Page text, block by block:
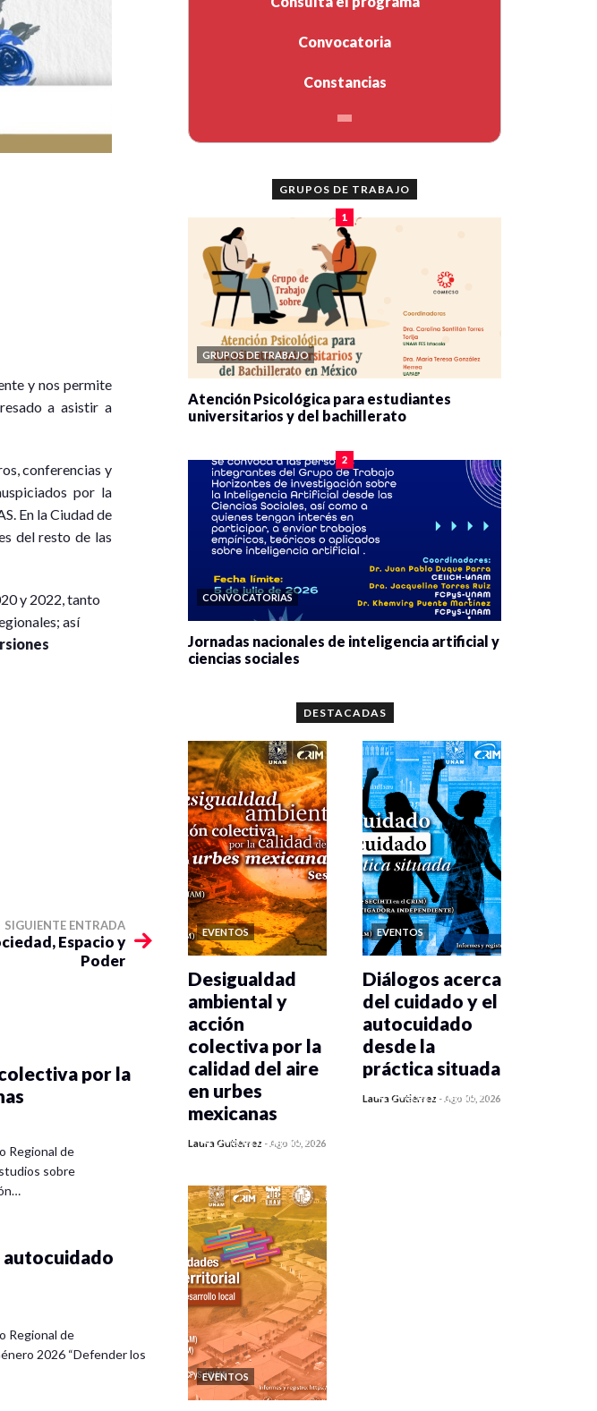
y nos permite
a asistir a
conferencias y
por la
En la Ciudad de
del resto de las
y 2022, tanto
así
SIGUIENTE ENTRADA
Espacio y
Poder
por la
Regional de
sobre
autocuidado
Regional de
2026 “Defender los
Convocatoria
Constancias
GRUPOS DE TRABAJO
1
GRUPOS DE TRABAJO
Atención Psicológica para estudiantes
universitarios y del bachillerato
2
CONVOCATORIAS
Jornadas nacionales de inteligencia artificial y
ciencias sociales
DESTACADAS
EVENTOS
0 veces compartido
Desigualdad
ambiental y
acción
colectiva por la
calidad del aire
en urbes
mexicanas
Laura Gutiérrez -Ago 05, 2026
EVENTOS
0 veces compartido
Diálogos acerca
del cuidado y el
autocuidado
desde la
práctica situada
Laura Gutiérrez -Ago 05, 2026
EVENTOS